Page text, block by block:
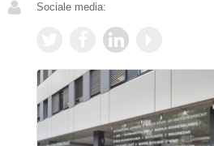
Sociale media: